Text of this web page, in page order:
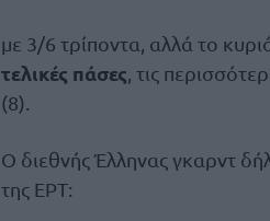
με 3/6 τρίποντα, αλλά το
τελικές πάσες , τις
(8).
O διεθνής Έλληνας γκαρντ
της ΕΡΤ: